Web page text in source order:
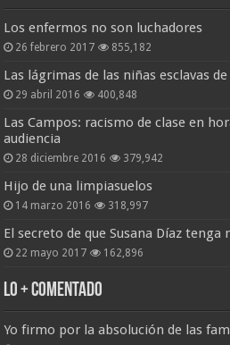
Los enfermos no son luchadores
26 febrero 2017 855,182
Las lágrimas de las niñas esclavas
29 abril 2016 400,848
Las Campos: racismo de clase en
audiencia
28 diciembre 2016 379,942
Hijo de una limpiasuelos
14 marzo 2016 318,997
El secreto de que Susana Díaz tenga
22 mayo 2017 162,896
Lo + Comentado
Yo firmo por la absolución de las